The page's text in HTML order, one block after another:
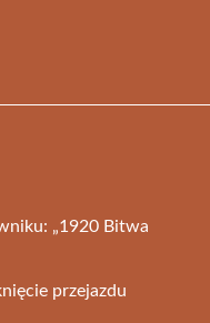
„1920 Bitwa
przejazdu